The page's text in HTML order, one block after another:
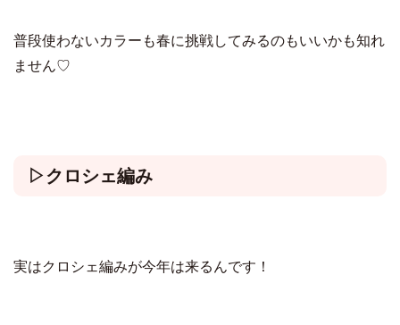
普段使わないカラーも春に挑戦してみるのもいいかも知れ
ません♡
▷クロシェ編み
実はクロシェ編みが今年は来るんです！